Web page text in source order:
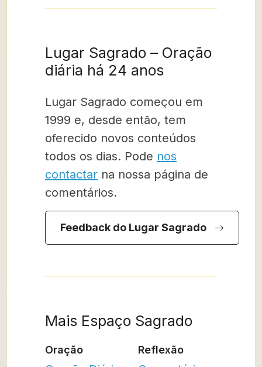
Lugar Sagrado – Oração
diária há 24 anos
Lugar Sagrado começou em
1999 e, desde então, tem
oferecido novos conteúdos
todos os dias. Pode nos
contactar na nossa página de
comentários.
Feedback do Lugar Sagrado
Mais Espaço Sagrado
Oração Reflexão